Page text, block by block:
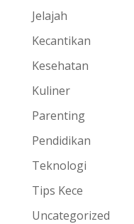
Jelajah
Kecantikan
Kesehatan
Kuliner
Parenting
Pendidikan
Teknologi
Tips Kece
Uncategorized